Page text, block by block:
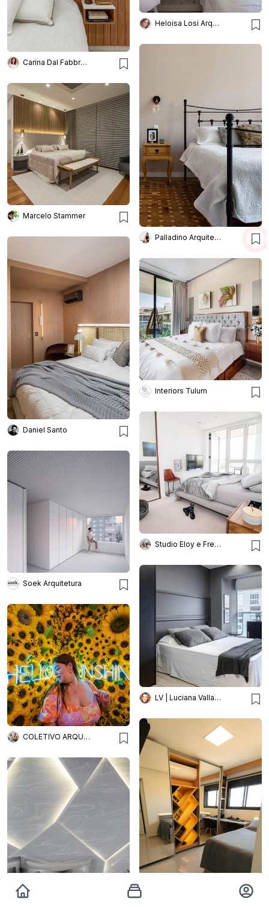
Carina Dal Fabbro Arquitetura
Heloisa Losi Arquitetura e Decoração
Palladino Arquitetura
Marcelo Stammer
Daniel Santo
Interiors Tulum
Studio Eloy e Freitas Arquitetura
Soek Arquitetura
LV | Luciana Valladares
COLETIVO ARQUITETURA